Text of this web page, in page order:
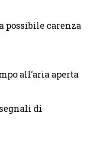
possibile carenza
all’aria aperta
di